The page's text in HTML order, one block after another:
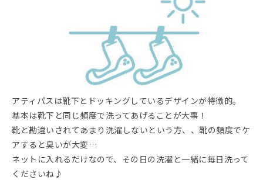
アティパスは靴下とドッキングしているデザインが特徴的。
基本は靴下と同じ頻度で洗ってあげることが大事！
靴と勘違いされてあまり洗濯しないという方、、靴の頻度でケ
アすると臭いが大変…
ネットに入れるだけなので、その日の洗濯と一緒に毎日洗って
くださいね♪